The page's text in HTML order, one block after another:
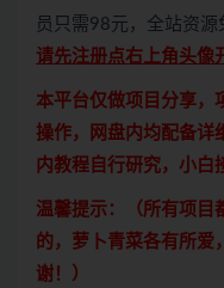
员只需98元，全站资源
请先注册点右上角头像
本平台仅做项目分享，
操作，网盘内均配备详
内教程自行研究，小白
温馨提示：（所有项目
的，萝卜青菜各有所爱
谢！）